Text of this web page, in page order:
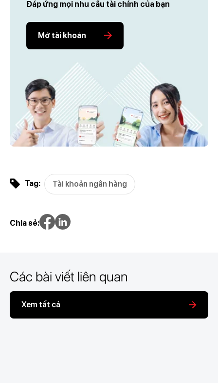
Đáp ứng mọi nhu cầu tài chính của bạn
Mở tài khoản
Tag: Tài khoản ngân hàng
Chia sẻ:
Các bài viết liên quan
Xem tất cả